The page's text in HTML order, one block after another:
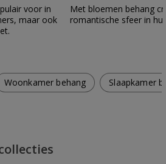
voor in
maar ook
Met bloemen behang
romantische sfeer in
Woonkamer behang Slaapkamer